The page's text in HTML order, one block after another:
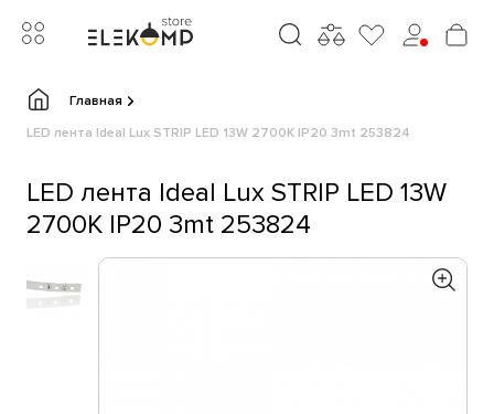
Главная
LED лента Ideal Lux STRIP LED 13W 2700K IP20 3mt 253824
LED лента Ideal Lux STRIP LED 13W
2700K IP20 3mt 253824